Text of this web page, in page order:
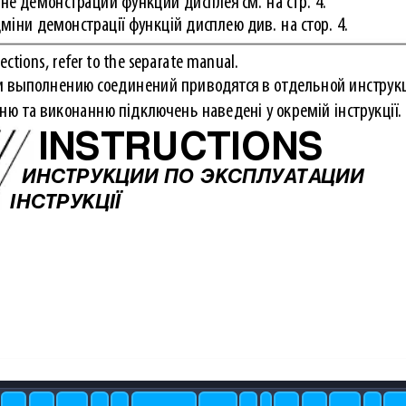
refer to the separate manual.
выполнению соединений приводятся в отдельной
та виконанню підключень наведені у окремій інструкції.
INSTRUCTIONS
ИНСТРУКЦИИ ПО ЭКСПЛУАТАЦИИ
ІНСТРУКЦІЇ
демонстрації функцій дисплею див. на стор. 4.
d 1
1